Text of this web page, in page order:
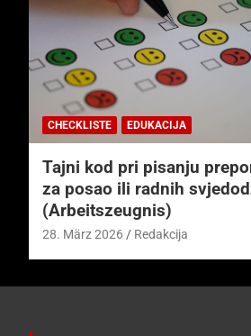
CHECKLISTE EDUKACIJA
Tajni kod pri pisanju
za posao ili radnih
(Arbeitszeugnis)
28. März 2026 Redakcija